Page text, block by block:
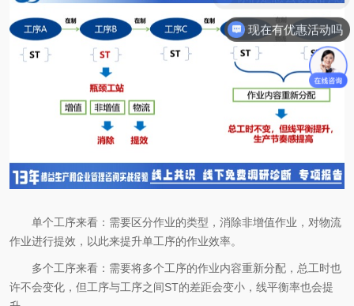
单个工序来看：需要区分作业的类型，消除非增值作业，对物流
作业进行提效，以此来提升单工序的作业效率。
多个工序来看：需要将多个工序的作业内容重新分配，总工时也
许不会变化，但工序与工序之间ST的差距会变小，线平衡率也会提
现在有优惠活动吗